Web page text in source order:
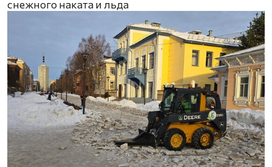
снежного наката и льда